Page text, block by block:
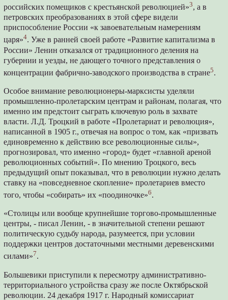
российских помещиков с крестьянской революцией»3, а в
петровских преобразованиях в этой сфере видели
приспособление России «к завоевательным намерениям
царя»4. Уже в ранней своей работе «Развитие капитализма в
России» Ленин отказался от традиционного деления на
губернии и уезды, не дающего точного представления о
концентрации фабрично-заводского производства в стране5.
Особое внимание революционеры-марксисты уделяли
промышленно-пролетарским центрам и районам, полагая, что
именно им предстоит сыграть ключевую роль в захвате
власти. Л.Д. Троцкий в работе «Пролетариат и революция»,
написанной в 1905 г., отвечая на вопрос о том, как «призвать
единовременно к действию все революционные силы»,
прогнозировал, что именно «город» будет «главной ареной
революционных событий». По мнению Троцкого, весь
предыдущий опыт показывал, что в революции нужно делать
ставку на «повседневное скопление» пролетариев вместо
того, чтобы «собирать» их «поодиночке»6.
«Столицы или вообще крупнейшие торгово-промышленные
центры, - писал Ленин, - в значительной степени решают
политическую судьбу народа, разумеется, при условии
поддержки центров достаточными местными деревенскими
силами»7.
Большевики приступили к пересмотру административно-
территориального устройства сразу же после Октябрьской
революции. 24 декабря 1917 г. Народный комиссариат